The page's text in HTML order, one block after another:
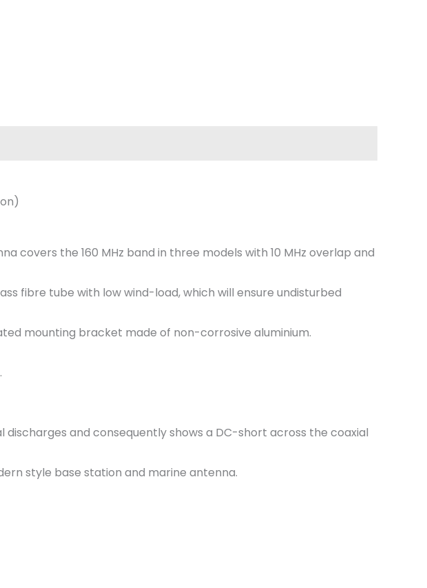
covers the 160 MHz band in three models with 10 MHz overlap and
fibre tube with low wind-load, which will ensure undisturbed
mounting bracket made of non-corrosive aluminium.
and consequently shows a DC-short across the coaxial
style base station and marine antenna.